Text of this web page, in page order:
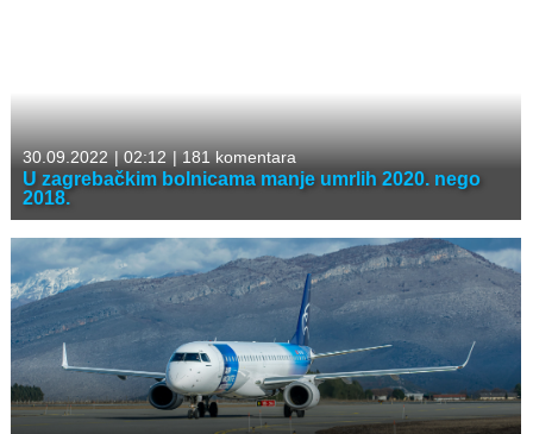
30.09.2022 |02:12 |181 komentara
U zagrebačkim bolnicama manje umrlih 2020. nego
2018.